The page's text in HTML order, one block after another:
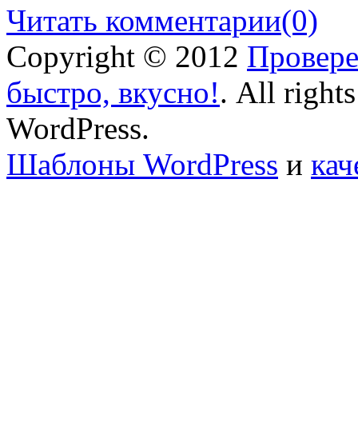
Читать комментарии(0)
Copyright © 2012
быстро, вкусно!. All rights
WordPress.
Шаблоны WordPress и